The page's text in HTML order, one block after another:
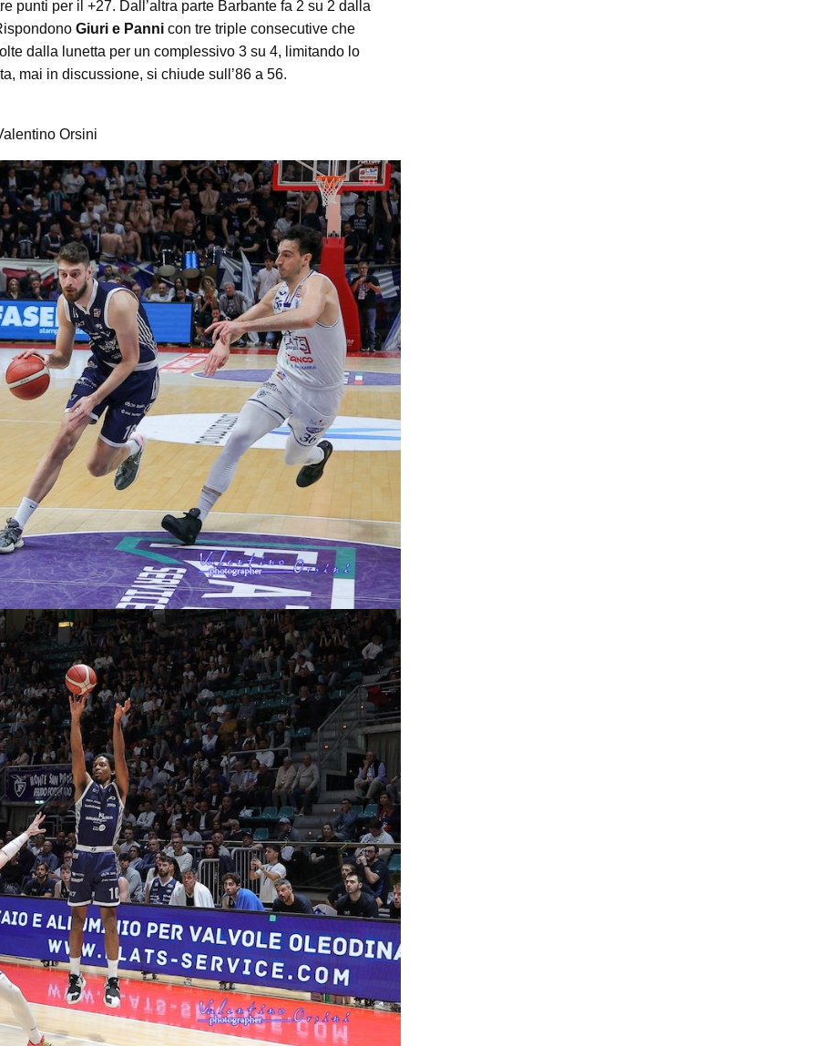
punti per il +27. Dall’altra parte Barbante fa 2 su 2 dalla
Giuri e Panni con tre triple consecutive che
dalla lunetta per un complessivo 3 su 4, limitando lo
mai in discussione, si chiude sull’86 a 56.
Orsini